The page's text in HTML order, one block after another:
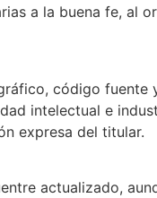
a la buena fe, al
código fuente
intelectual e
expresa del titular.
actualizado,